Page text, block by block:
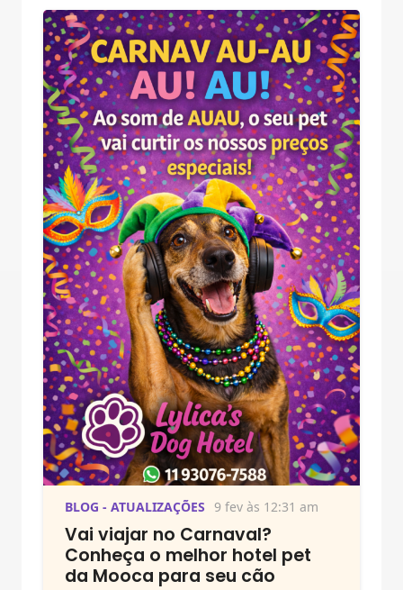
BLOG - ATUALIZAÇÕES 9 fev às 12:31 am
Vai viajar no Carnaval?
Conheça o melhor hotel pet
da Mooca para seu cão